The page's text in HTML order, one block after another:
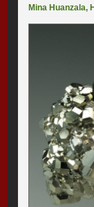
Mina Huanzala,